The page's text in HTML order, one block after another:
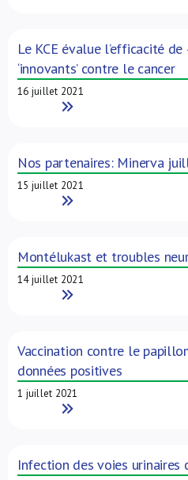
Le KCE évalue l’efficacité
‘innovants’ contre le cancer
16 juillet 2021
Read More
Nos partenaires: Minerva
15 juillet 2021
Read More
Montélukast et troubles
14 juillet 2021
Read More
Vaccination contre le
données positives
1 juillet 2021
Read More
Infection des voies urinaires